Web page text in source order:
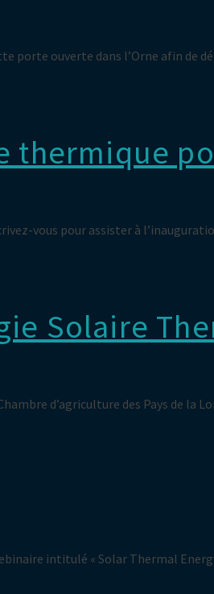
ouverte dans l’Orne afin de
thermique
vous pour assister à
Solaire
d’agriculture des Pays de
intitulé « Solar Thermal